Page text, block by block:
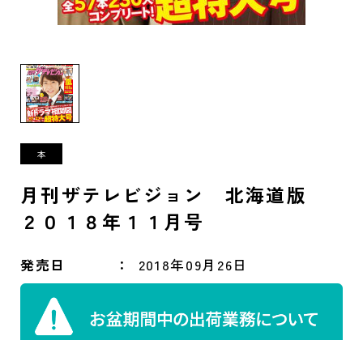
月刊ザテレビジョン 北海道版
２０１８年１１月号
発売日 2018年09月26日